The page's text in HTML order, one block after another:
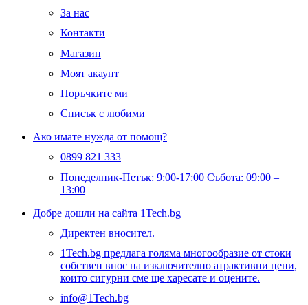
За нас
Контакти
Магазин
Моят акаунт
Поръчките ми
Списък с любими
Ако имате нужда от помощ?
0899 821 333
Понеделник-Петък: 9:00-17:00 Събота: 09:00 –
13:00
Добре дошли на сайта 1Tech.bg
Директен вносител.
1Tech.bg предлага голяма многообразие от стоки
собствен внос на изключително атрактивни цени,
които сигурни сме ще харесате и оцените.
info@1Tech.bg